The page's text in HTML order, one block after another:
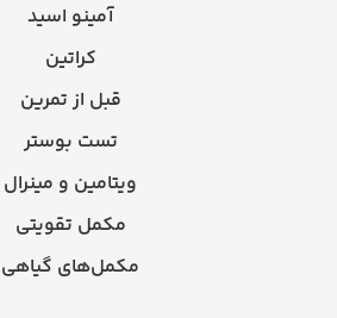
آمینو اسید
کراتین
قبل از تمرین
تست بوستر
ویتامین و مینرال
مکمل تقویتی
مکمل‌های گیاهی